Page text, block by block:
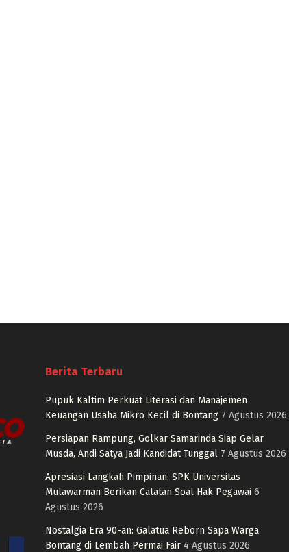
Berita Terbaru
Pupuk Kaltim Perkuat Literasi dan Manajemen
Keuangan Usaha Mikro Kecil di Bontang 7 Agustus 2026
Persiapan Rampung, Golkar Samarinda Siap Gelar
Musda, Andi Satya Jadi Kandidat Tunggal 7 Agustus 2026
Apresiasi Langkah Pimpinan, SPK Universitas
Mulawarman Berikan Catatan Soal Hak Pegawai 6
Agustus 2026
Nostalgia Era 90-an: Galatua Reborn Sapa Warga
Bontang di Lembah Permai Fair 4 Agustus 2026